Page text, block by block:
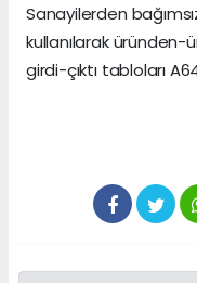
Sanayilerden
kullanılarak
girdi-çıktı tabloları